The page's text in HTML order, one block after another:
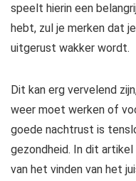
speelt hierin een
hebt, zul je merken dat
uitgerust wakker wordt.
Dit kan erg vervelend
weer moet werken of
goede nachtrust is
gezondheid. In dit
van het vinden van het